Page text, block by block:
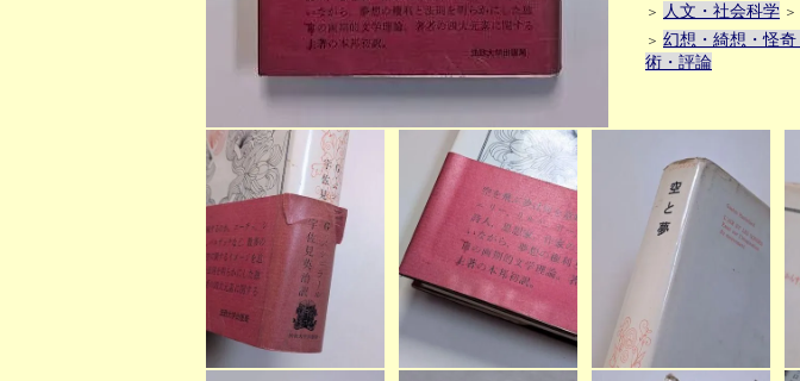
＞
人文・社会科学 ＞
＞ 幻想・綺想・怪
術・評論